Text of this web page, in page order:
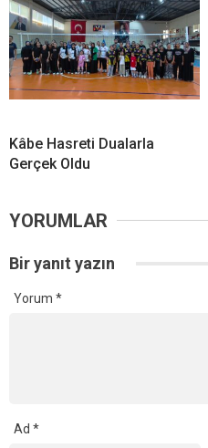
Kâbe Hasreti Dualarla
Gerçek Oldu
YORUMLAR
Bir yanıt yazın
Yorum *
Ad *